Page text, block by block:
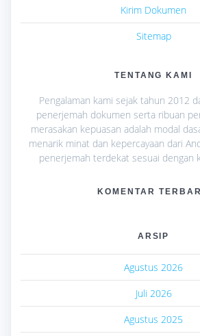
Kirim Dokumen
Sitemap
TENTANG KAMI
Pengalaman kami sejak tahun 2012
penerjemah dokumen serta ribuan
merasakan kepuasan adalah modal
menarik minat dan kepercayaan dari
penerjemah terdekat sesuai dengan
KOMENTAR
ARSIP
Agustus 2026
Juli 2026
Agustus 2025